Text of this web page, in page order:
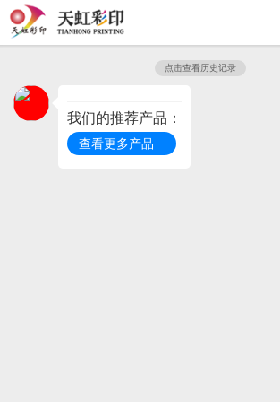
点击查看历史记录
我们的推荐产品：
查看更多产品